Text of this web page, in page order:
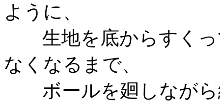
ように、
生地を底からすくっ
なくなるまで、
ボールを廻しながら